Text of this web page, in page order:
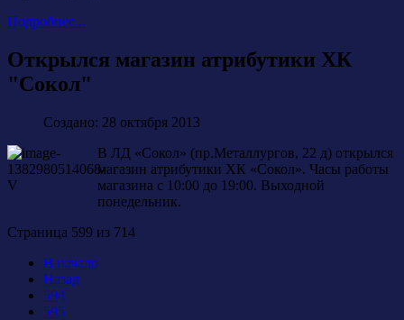
Подробнее...
Открылся магазин атрибутики ХК
"Сокол"
Создано: 28 октября 2013
В ЛД «Сокол» (пр.Металлургов, 22 д) открылся
магазин атрибутики ХК «Сокол». Часы работы
магазина с 10:00 до 19:00. Выходной
понедельник.
Страница 599 из 714
В начало
Назад
594
595